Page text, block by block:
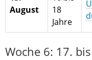
August
18
Jahre
Woche 6: 17.